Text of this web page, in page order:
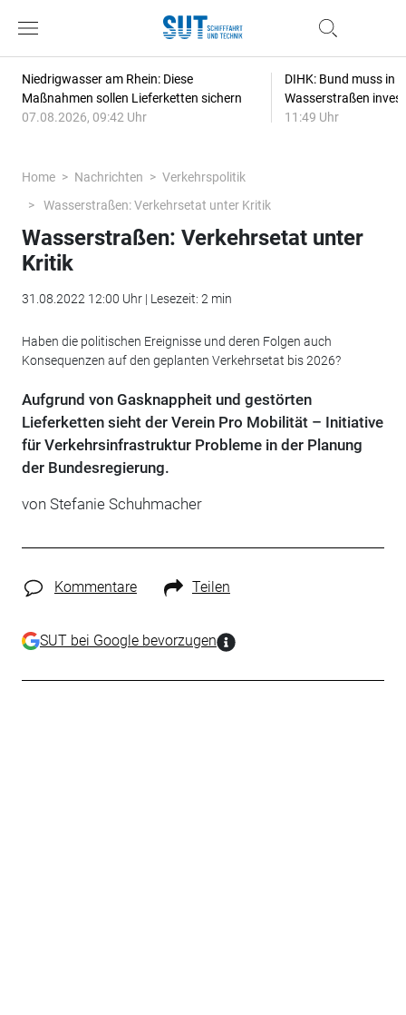
Niedrigwasser am Rhein: Diese
Maßnahmen sollen Lieferketten sichern
07.08.2026, 09:42 Uhr
DIHK: Bund muss in
Wasserstraßen
11:49 Uhr
Home Nachrichten
Verkehrspolitik
Wasserstraßen: Verkehrsetat unter Kritik
Wasserstraßen: Verkehrsetat unter
Kritik
31.08.2022 12:00 Uhr | Lesezeit: 2 min
Haben die politischen Ereignisse und deren Folgen auch
Konsequenzen auf den geplanten Verkehrsetat bis 2026?
Aufgrund von Gasknappheit und gestörten
Lieferketten sieht der Verein Pro Mobilität – Initiative
für Verkehrsinfrastruktur Probleme in der Planung
der Bundesregierung.
von Stefanie Schuhmacher
Kommentare Teilen
SUT bei Google bevorzugen